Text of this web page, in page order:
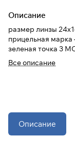
Описание
размер линзы
прицельная
зеленая точка 3
Все описание
Описание
по